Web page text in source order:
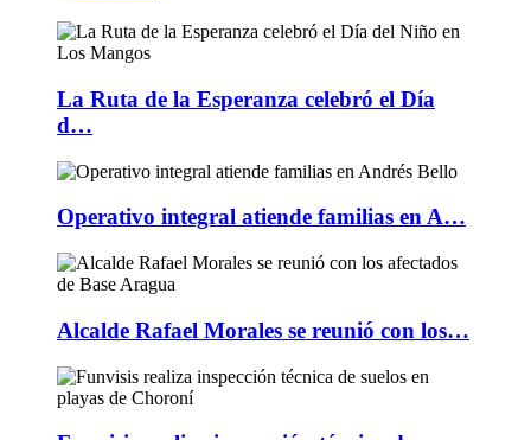
La Ruta de la Esperanza celebró el Día
d…
Operativo integral atiende familias en A…
Alcalde Rafael Morales se reunió con los…